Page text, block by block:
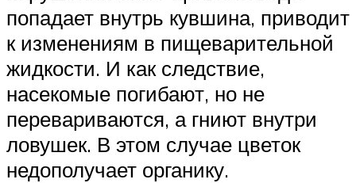
попадает внутрь кувшина, приводит
к изменениям в пищеварительной
жидкости. И как следствие,
насекомые погибают, но не
перевариваются, а гниют внутри
ловушек. В этом случае цветок
недополучает органику.